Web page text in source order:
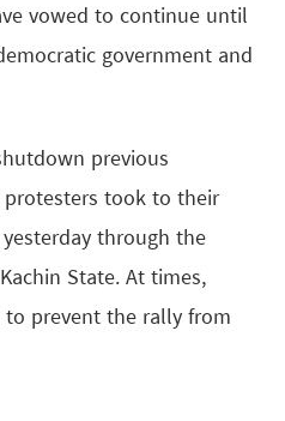
vowed to continue until
government and
previous
took to their
through the
State. At times,
prevent the rally from